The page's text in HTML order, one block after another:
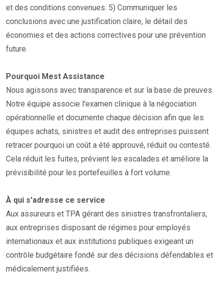
et des conditions convenues. 5) Communiquer les
conclusions avec une justification claire, le détail des
économies et des actions correctives pour une prévention
future.
Pourquoi Mest Assistance
Nous agissons avec transparence et sur la base de preuves.
Notre équipe associe l'examen clinique à la négociation
opérationnelle et documente chaque décision afin que les
équipes achats, sinistres et audit des entreprises puissent
retracer pourquoi un coût a été approuvé, réduit ou contesté.
Cela réduit les fuites, prévient les escalades et améliore la
prévisibilité pour les portefeuilles à fort volume.
À qui s'adresse ce service
Aux assureurs et TPA gérant des sinistres transfrontaliers,
aux entreprises disposant de régimes pour employés
internationaux et aux institutions publiques exigeant un
contrôle budgétaire fondé sur des décisions défendables et
médicalement justifiées.